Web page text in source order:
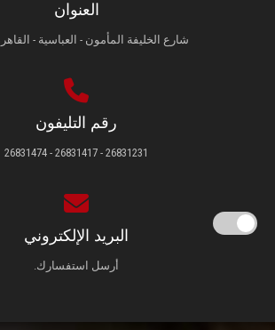
العنوان
شارع الخليفة المأمون - العباسية -
رقم التليفون
26831231 - 26831417 - 26831474
البريد الإلكتروني
أرسل استفسارك.